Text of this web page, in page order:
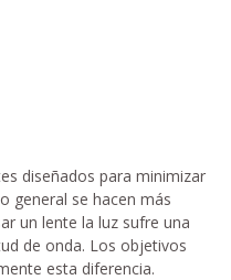
diseñados para minimizar
general se hacen más
un lente la luz sufre una
de onda. Los objetivos
esta diferencia.